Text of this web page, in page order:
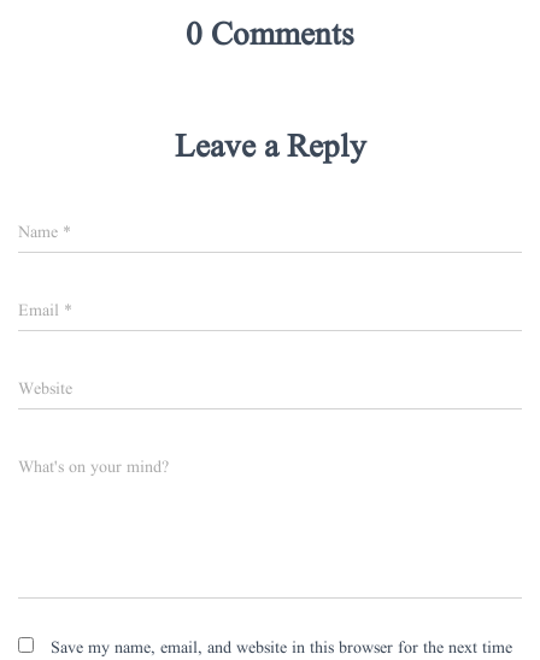
0 Comments
Leave a Reply
Name *
Email *
Website
What's on your mind?
Save my name, email, and website in this browser for the next time